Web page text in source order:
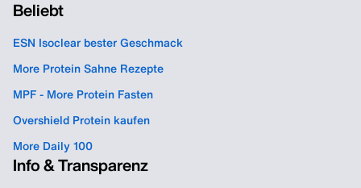
Beliebt
ESN Isoclear bester Geschmack
More Protein Sahne Rezepte
MPF - More Protein Fasten
Overshield Protein kaufen
More Daily 100
Info & Transparenz